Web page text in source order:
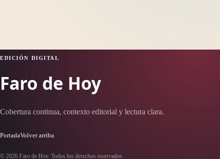
EDICIÓN DIGITAL
Faro de Hoy
Cobertura continua, contexto editorial y lectura clara.
PortadaVolver arriba
© 2026 Faro de Hoy. Todos los derechos reservados.